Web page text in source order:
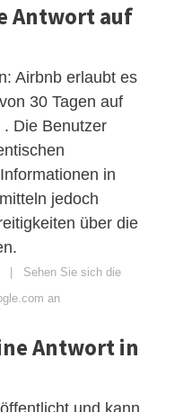
Antwort auf
Airbnb erlaubt es
30 Tagen auf
Die Benutzer
in
jedoch
über die
| Sehen Sie sich die
an
Antwort in
und kann